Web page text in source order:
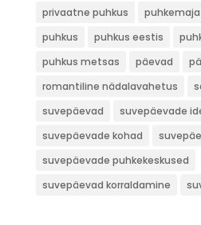
privaatne puhkus
puhkemaja
puhkus
puhkus eestis
puhkus metsas
päevad
romantiline nädalavahetus
suvepäevad
suvepäevade
suvepäevade kohad
suvepäevade puhkekeskused
suvepäevad korraldamine